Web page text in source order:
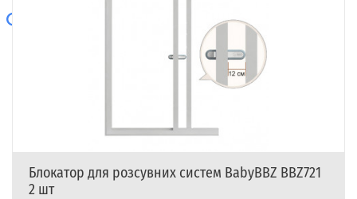
Блокатор для розсувних систем BabyBBZ BBZ721
2 шт